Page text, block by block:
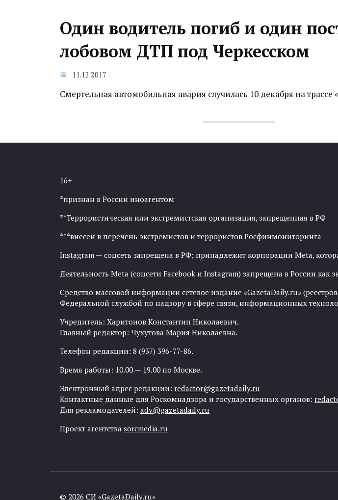
Один водитель погиб и один
лобовом ДТП под Черкесском
11.12.2017
Смертельная автомобильная авария случилась 10 декабря на трассе
16+
*признан в России иноагентом
**Террористическая или экстремистская организация, запрещенная в РФ
***внесен в перечень экстремистов и террористов Росфинмониторинга
Instagram — соцсеть запрещена в РФ; принадлежит корпорации Meta,
Деятельность Meta (соцсети Facebook и Instagram) запрещена в России как
Средство массовой информации сетевое издание «GazetaDaily.ru»
Федеральной службой по надзору в сфере связи, информационных
Учредитель: Харитонов Константин Николаевич.
Главный редактор: Чухутова Мария Николаевна.
Телефон редакции: 8 (937) 396-77-86.
Время работы: 10.00 — 19.00 по Москве.
Электронный адрес редакции: redactor@gazetadaily.ru
Контактные данные для Роскомнадзора и государственных органов:
Для рекламодателей: adv@gazetadaily.ru
Проект агентства sorcmedia.ru
© 2026 СИ «GazetaDaily.ru»